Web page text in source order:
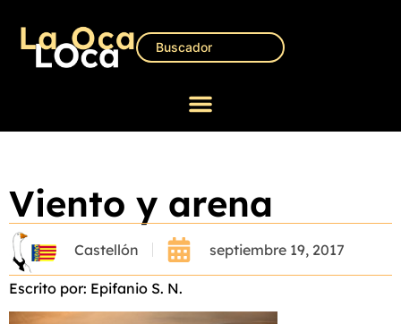
Viento y arena
Castellón septiembre 19, 2017
Escrito por: Epifanio S. N.